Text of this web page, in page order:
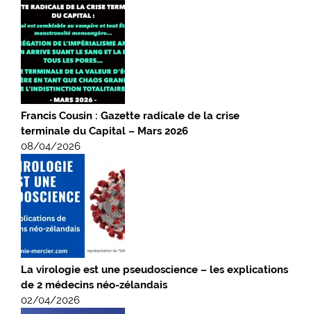
Francis Cousin : Gazette radicale de la crise
terminale du Capital – Mars 2026
08/04/2026
La virologie est une pseudoscience – les explications
de 2 médecins néo-zélandais
02/04/2026